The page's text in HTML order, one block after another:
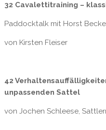
32 Cavalettitraining –
Paddocktalk mit Horst
von Kirsten Fleiser
42
unpassenden Sattel
von Jochen Schleese,